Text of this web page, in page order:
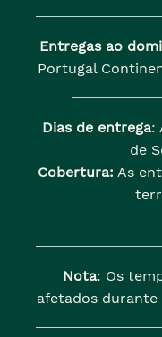
Entregas ao
Portugal
Dias de entrega:
de
Cobertura: As
Nota: Os
afetados durante